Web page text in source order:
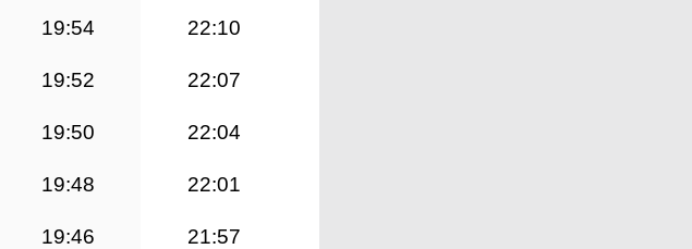
19:54 22:10
19:52 22:07
19:50 22:04
19:48 22:01
19:46 21:57